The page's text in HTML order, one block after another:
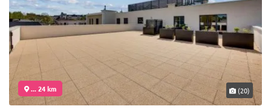
... 24 km (20)